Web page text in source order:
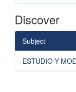
Discover
Subject
ESTUDIO Y